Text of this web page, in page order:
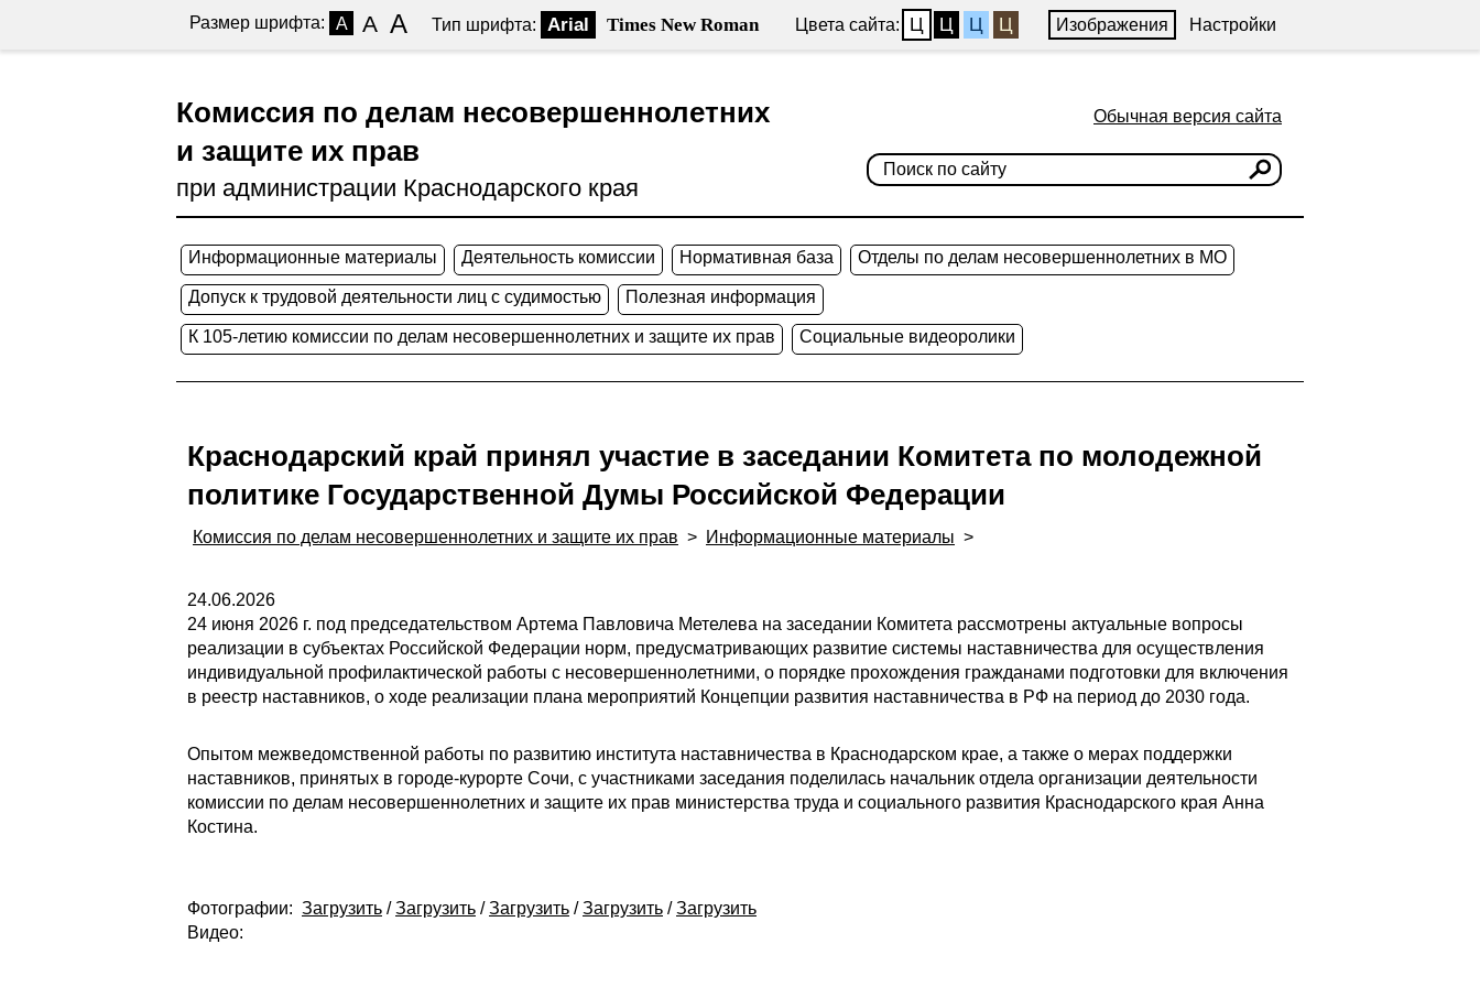
Размер шрифта: A A A Тип шрифта: Arial Times New Roman Цвета сайта: Ц Ц Ц Ц Изображения Настройки
Комиссия по делам несовершеннолетних
и защите их прав
при администрации Краснодарского края
Обычная версия сайта
Информационные материалы Деятельность комиссии Нормативная база Отделы по делам несовершеннолетних в МО
Допуск к трудовой деятельности лиц с судимостью Полезная информация
К 105-летию комиссии по делам несовершеннолетних и защите их прав Социальные видеоролики
Краснодарский край принял участие в заседании Комитета по молодежной
политике Государственной Думы Российской Федерации
Комиссия по делам несовершеннолетних и защите их прав > Информационные материалы >
24.06.2026
24 июня 2026 г. под председательством Артема Павловича Метелева на заседании Комитета рассмотрены актуальные вопросы
реализации в субъектах Российской Федерации норм, предусматривающих развитие системы наставничества для осуществления
индивидуальной профилактической работы с несовершеннолетними, о порядке прохождения гражданами подготовки для включения
в реестр наставников, о ходе реализации плана мероприятий Концепции развития наставничества в РФ на период до 2030 года.
Опытом межведомственной работы по развитию института наставничества в Краснодарском крае, а также о мерах поддержки
наставников, принятых в городе-курорте Сочи, с участниками заседания поделилась начальник отдела организации деятельности
комиссии по делам несовершеннолетних и защите их прав министерства труда и социального развития Краснодарского края Анна
Костина.
Фотографии: Загрузить /Загрузить /Загрузить /Загрузить /Загрузить
Видео: